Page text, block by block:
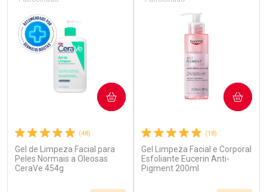
(48)
Gel de Limpeza Facial para
Peles Normais a Oleosas
CeraVe 454g
COMPRAR
(18)
Gel Limpeza Facial e Corporal
Esfoliante Eucerin Anti-
Pigment 200ml
COMPRAR